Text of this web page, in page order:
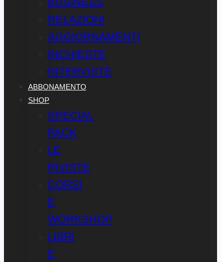
RELAZIONI
AGGIORNAMENTI
INCHIESTE
INTERVISTE
ABBONAMENTO
SHOP
SPECIAL
PACK
LE
RIVISTE
CORSI
E
WORKSHOP
LIBRI
E